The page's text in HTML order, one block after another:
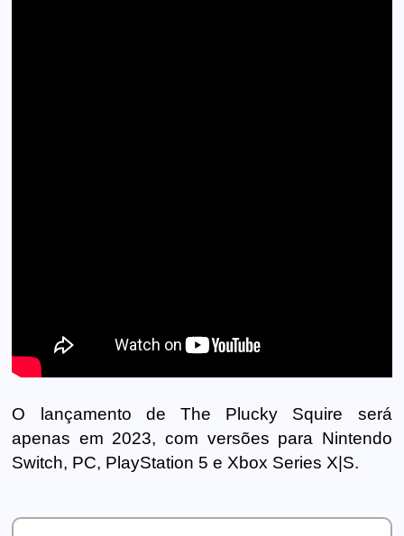
O lançamento de The Plucky Squire será
apenas em 2023, com versões para Nintendo
Switch, PC, PlayStation 5 e Xbox Series X|S.